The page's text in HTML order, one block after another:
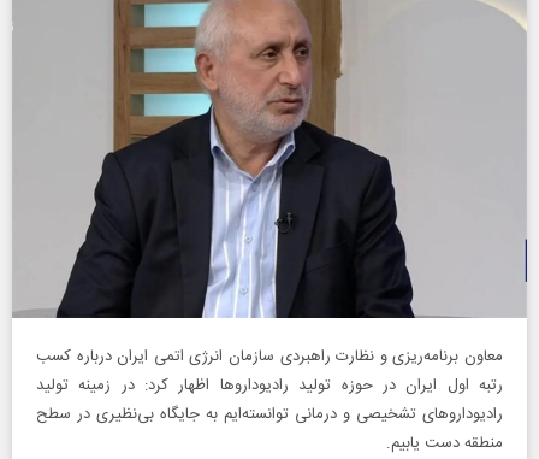
معاون برنامه‌ریزی و نظارت راهبردی سازمان انرژی اتمی ایران درباره کسب
رتبه اول ایران در حوزه تولید رادیوداروها اظهار کرد: در زمینه تولید
رادیوداروهای تشخیصی و درمانی توانسته‌ایم به جایگاه بی‌نظیری در سطح
منطقه دست یابیم.